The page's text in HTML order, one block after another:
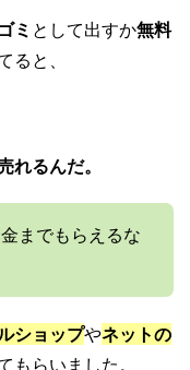
ゴミ として出すか無料
ると、
れるんだ。
までもらえるな
ショップやネットの
もらいました。